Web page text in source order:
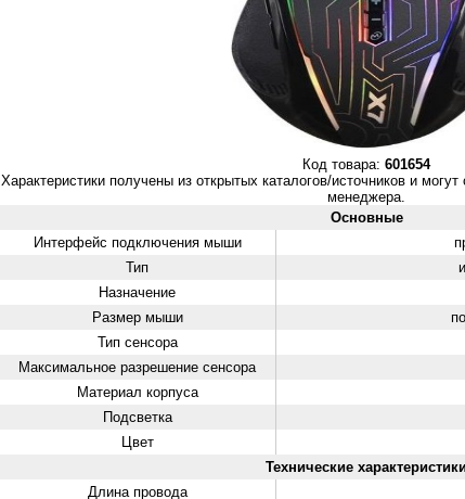
Код товара: 601654
Характеристики получены из открытых каталогов/источников и
менеджера.
Основные
Интерфейс подключения мыши
Тип
Назначение
Размер мыши
Тип сенсора
Максимальное разрешение сенсора
Материал корпуса
Подсветка
Цвет
Технические характеристики
Длина провода